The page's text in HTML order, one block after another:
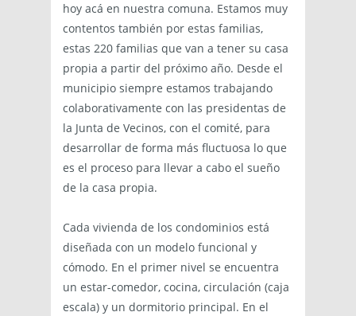
hoy acá en nuestra comuna. Estamos muy
contentos también por estas familias,
estas 220 familias que van a tener su casa
propia a partir del próximo año. Desde el
municipio siempre estamos trabajando
colaborativamente con las presidentas de
la Junta de Vecinos, con el comité, para
desarrollar de forma más fluctuosa lo que
es el proceso para llevar a cabo el sueño
de la casa propia.
Cada vivienda de los condominios está
diseñada con un modelo funcional y
cómodo. En el primer nivel se encuentra
un estar-comedor, cocina, circulación (caja
escala) y un dormitorio principal. En el